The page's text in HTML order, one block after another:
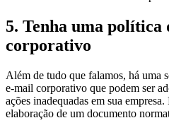
5. Tenha uma política
corporativo
Além de tudo que falamos, há uma
e-mail corporativo que podem ser
ações inadequadas em sua
elaboração de um documento